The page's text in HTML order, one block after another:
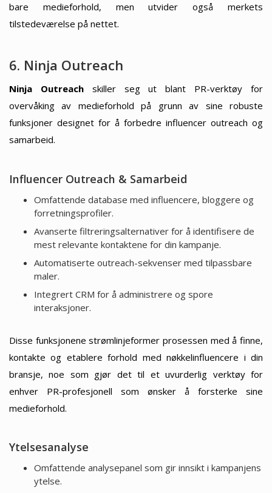
bare medieforhold, men utvider også merkets
tilstedeværelse på nettet.
6. Ninja Outreach
Ninja Outreachskiller seg ut blant PR-verktøy for
overvåking av medieforhold på grunn av sine robuste
funksjoner designet for å forbedre influencer outreach og
samarbeid.
Influencer Outreach & Samarbeid
Omfattende database med influencere, bloggere og
forretningsprofiler.
Avanserte filtreringsalternativer for å identifisere de
mest relevante kontaktene for din kampanje.
Automatiserte outreach-sekvenser med tilpassbare
maler.
Integrert CRM for å administrere og spore
interaksjoner.
Disse funksjonene strømlinjeformer prosessen med å finne,
kontakte og etablere forhold med nøkkelinfluencere i din
bransje, noe som gjør det til et uvurderlig verktøy for
enhver PR-profesjonell som ønsker å forsterke sine
medieforhold.
Ytelsesanalyse
Omfattende analysepanel som gir innsikt i kampanjens
ytelse.